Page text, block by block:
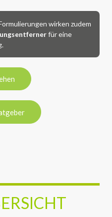
wirken zudem
für eine